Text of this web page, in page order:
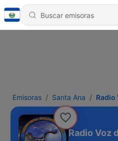
Emisoras Santa Ana Radio
Radio Voz